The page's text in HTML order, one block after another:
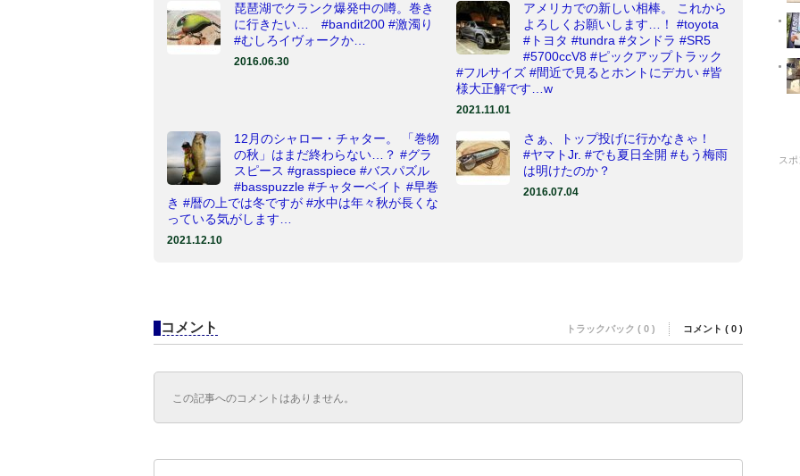
琵琶湖でクランク爆発中の噂。巻き
に行きたい… #bandit200 #激濁り
#むしろイヴォークか…
2016.06.30
アメリカでの新しい相棒。 これから
よろしくお願いします…！ #toyota
#トヨタ #tundra #タンドラ #SR5
#5700ccV8 #ピックアップトラック
#フルサイズ #間近で見るとホントにデカい #皆
様大正解です…w
2021.11.01
12月のシャロー・チャター。 「巻物
の秋」はまだ終わらない…？ #グラ
スピース #grasspiece #バスパズル
#basspuzzle #チャターベイト #早巻
き #暦の上では冬ですが #水中は年々秋が長くな
っている気がします…
2021.12.10
さぁ、トップ投げに行かなきゃ！
#ヤマトJr. #でも夏日全開 #もう梅雨
は明けたのか？
2016.07.04
コメント トラックバック ( 0 ) コメント ( 0 )
この記事へのコメントはありません。
ス